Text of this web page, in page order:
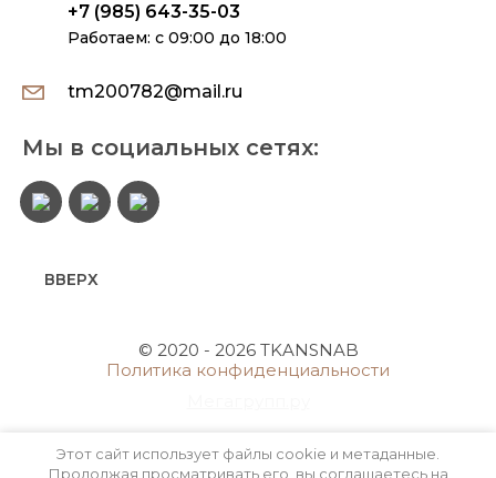
Этот сайт использует файлы cookie и метаданные.
Продолжая просматривать его, вы соглашаетесь на
+7 (985) 643-35-03
Работаем: с 09:00 до 18:00
tm200782@mail.ru
Мы в социальных сетях:
ВВЕРХ
© 2020 - 2026 TKANSNAB
Политика конфиденциальности